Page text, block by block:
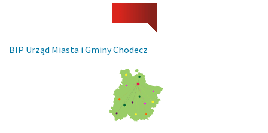
BIP Urząd Miasta i Gminy Chodecz